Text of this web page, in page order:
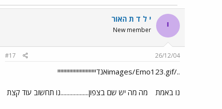
י י ל ד ת האור
New member
26/12/04
#17
../images/Emo123.gifאנדיייייייייייייייייייייייייי
נו באמת מה מה יש שם בצפון...................נו תחשוב עוד קצת